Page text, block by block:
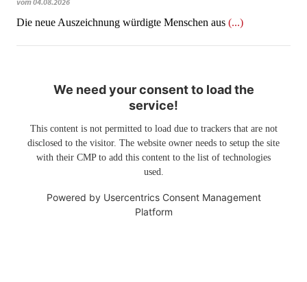
Die neue Auszeichnung würdigte Menschen aus (...)
We need your consent to load the
service!
This content is not permitted to load due to trackers that are not
disclosed to the visitor. The website owner needs to setup the site
with their CMP to add this content to the list of technologies
used.
Powered by Usercentrics Consent Management
Platform